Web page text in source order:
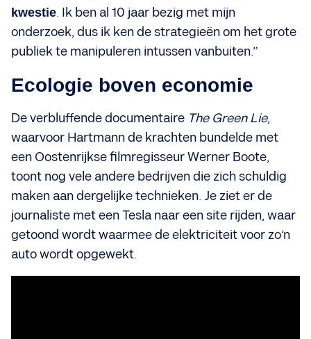
kwestie. Ik ben al 10 jaar bezig met mijn
onderzoek, dus ik ken de strategieën om het grote
publiek te manipuleren intussen vanbuiten.”
Ecologie boven economie
De verbluffende documentaire The Green Lie,
waarvoor Hartmann de krachten bundelde met
een Oostenrijkse filmregisseur Werner Boote,
toont nog vele andere bedrijven die zich schuldig
maken aan dergelijke technieken. Je ziet er de
journaliste met een Tesla naar een site rijden, waar
getoond wordt waarmee de elektriciteit voor zo’n
auto wordt opgewekt.